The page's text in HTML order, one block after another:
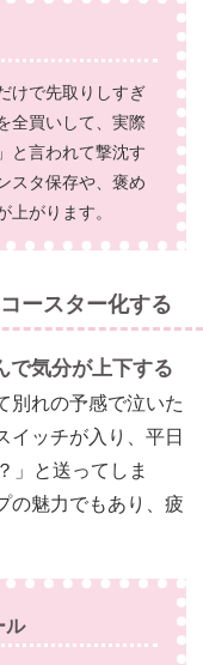
けで先取りしすぎ
全買いして、実際
と言われて撃沈す
スタ保存や、褒め
上がります。
ースター化する
で気分が上下する
別れの予感で泣いた
イッチが入り、平日
」と送ってしま
の魅力でもあり、疲
ル